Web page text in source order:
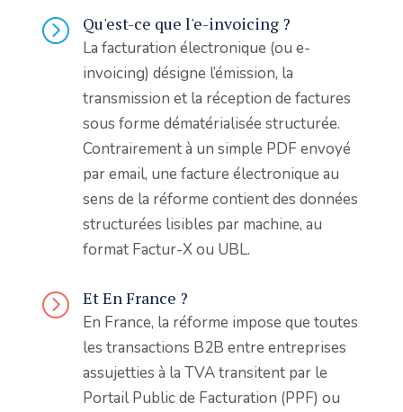
= Qu'est-ce que l'e-invoicing ?
La facturation électronique (ou e-
invoicing) désigne l’émission, la
transmission et la réception de factures
sous forme dématérialisée structurée.
Contrairement à un simple PDF envoyé
par email, une facture électronique au
sens de la réforme contient des données
structurées lisibles par machine, au
format Factur-X ou UBL.
= Et En France ?
En France, la réforme impose que toutes
les transactions B2B entre entreprises
assujetties à la TVA transitent par le
Portail Public de Facturation (PPF) ou